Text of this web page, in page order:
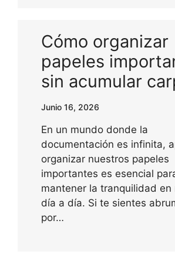
Cómo organizar
papeles
sin acumular
Junio 16, 2026
En un mundo donde la
documentación es infinita,
organizar nuestros papeles
importantes es esencial
mantener la tranquilidad en
día a día. Si te sientes
por…